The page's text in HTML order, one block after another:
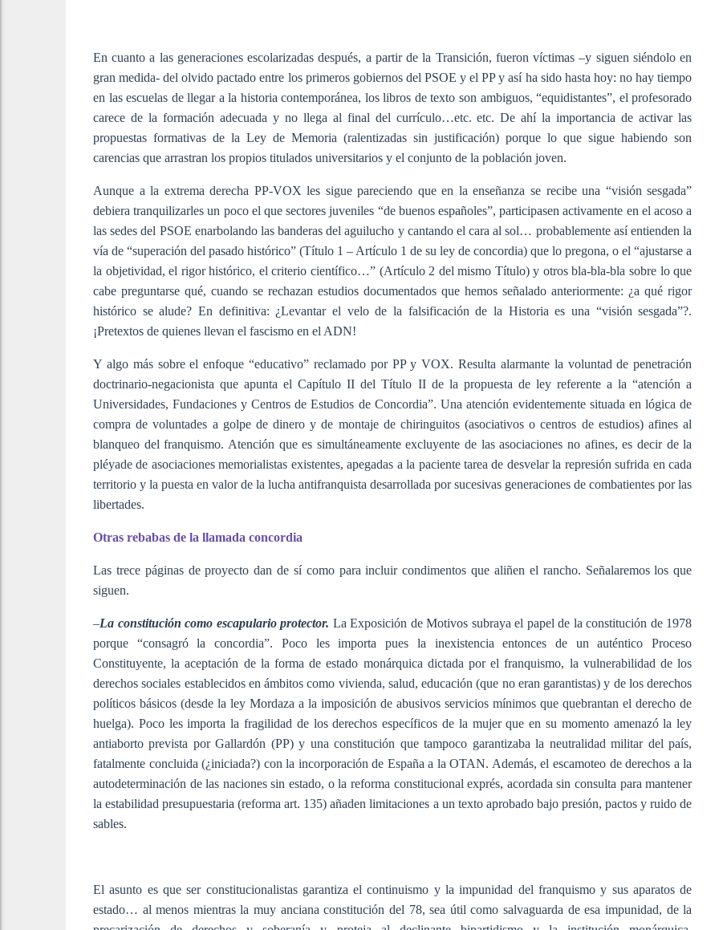
En cuanto a las generaciones escolarizadas después, a partir de la Transición, fueron víctimas –y siguen siéndolo en
gran medida- del olvido pactado entre los primeros gobiernos del PSOE y el PP y así ha sido hasta hoy: no hay tiempo
en las escuelas de llegar a la historia contemporánea, los libros de texto son ambiguos, “equidistantes”, el profesorado
carece de la formación adecuada y no llega al final del currículo…etc. etc. De ahí la importancia de activar las
propuestas formativas de la Ley de Memoria (ralentizadas sin justificación) porque lo que sigue habiendo son
carencias que arrastran los propios titulados universitarios y el conjunto de la población joven.
Aunque a la extrema derecha PP-VOX les sigue pareciendo que en la enseñanza se recibe una “visión sesgada”
debiera tranquilizarles un poco el que sectores juveniles “de buenos españoles”, participasen activamente en el acoso a
las sedes del PSOE enarbolando las banderas del aguilucho y cantando el cara al sol… probablemente así entienden la
vía de “superación del pasado histórico” (Título 1 – Artículo 1 de su ley de concordia) que lo pregona, o el “ajustarse a
la objetividad, el rigor histórico, el criterio científico…” (Artículo 2 del mismo Título) y otros bla-bla-bla sobre lo que
cabe preguntarse qué, cuando se rechazan estudios documentados que hemos señalado anteriormente: ¿a qué rigor
histórico se alude? En definitiva: ¿Levantar el velo de la falsificación de la Historia es una “visión sesgada”?.
¡Pretextos de quienes llevan el fascismo en el ADN!
Y algo más sobre el enfoque “educativo” reclamado por PP y VOX. Resulta alarmante la voluntad de penetración
doctrinario-negacionista que apunta el Capítulo II del Título II de la propuesta de ley referente a la “atención a
Universidades, Fundaciones y Centros de Estudios de Concordia”. Una atención evidentemente situada en lógica de
compra de voluntades a golpe de dinero y de montaje de chiringuitos (asociativos o centros de estudios) afines al
blanqueo del franquismo. Atención que es simultáneamente excluyente de las asociaciones no afines, es decir de la
pléyade de asociaciones memorialistas existentes, apegadas a la paciente tarea de desvelar la represión sufrida en cada
territorio y la puesta en valor de la lucha antifranquista desarrollada por sucesivas generaciones de combatientes por las
libertades.
Otras rebabas de la llamada concordia
Las trece páginas de proyecto dan de sí como para incluir condimentos que aliñen el rancho. Señalaremos los que
siguen.
–La constitución como escapulario protector. La Exposición de Motivos subraya el papel de la constitución de 1978
porque “consagró la concordia”. Poco les importa pues la inexistencia entonces de un auténtico Proceso
Constituyente, la aceptación de la forma de estado monárquica dictada por el franquismo, la vulnerabilidad de los
derechos sociales establecidos en ámbitos como vivienda, salud, educación (que no eran garantistas) y de los derechos
políticos básicos (desde la ley Mordaza a la imposición de abusivos servicios mínimos que quebrantan el derecho de
huelga). Poco les importa la fragilidad de los derechos específicos de la mujer que en su momento amenazó la ley
antiaborto prevista por Gallardón (PP) y una constitución que tampoco garantizaba la neutralidad militar del país,
fatalmente concluida (¿iniciada?) con la incorporación de España a la OTAN. Además, el escamoteo de derechos a la
autodeterminación de las naciones sin estado, o la reforma constitucional exprés, acordada sin consulta para mantener
la estabilidad presupuestaria (reforma art. 135) añaden limitaciones a un texto aprobado bajo presión, pactos y ruido de
sables.
El asunto es que ser constitucionalistas garantiza el continuismo y la impunidad del franquismo y sus aparatos de
estado… al menos mientras la muy anciana constitución del 78, sea útil como salvaguarda de esa impunidad, de la